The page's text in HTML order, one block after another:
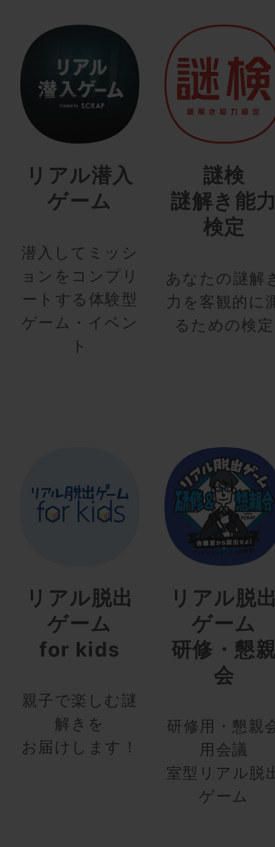
リアル潜入
ゲーム
潜入してミッシ
ョンをコンプリ
ートする体験型
ゲーム・イベン
ト
謎検
謎解き能
検定
あなたの謎解
力を客観的に
るための検定
リアル脱出
ゲーム
for kids
親子で楽しむ謎
解きを
お届けします！
リアル脱
ゲーム
研修・懇
会
研修用・懇親
用会議
室型リアル脱
ゲーム